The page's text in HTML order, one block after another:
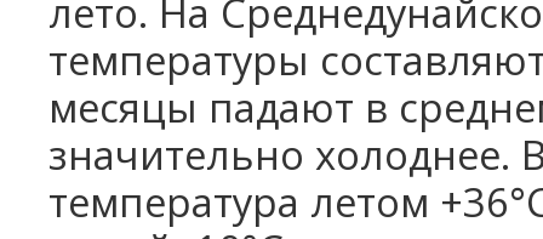
лето. На
температуры
месяцы падают в
значительно
температура летом